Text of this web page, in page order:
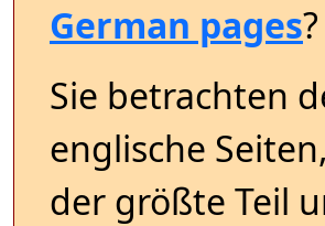
German pages?
Sie betrachten
englische
der größte Teil